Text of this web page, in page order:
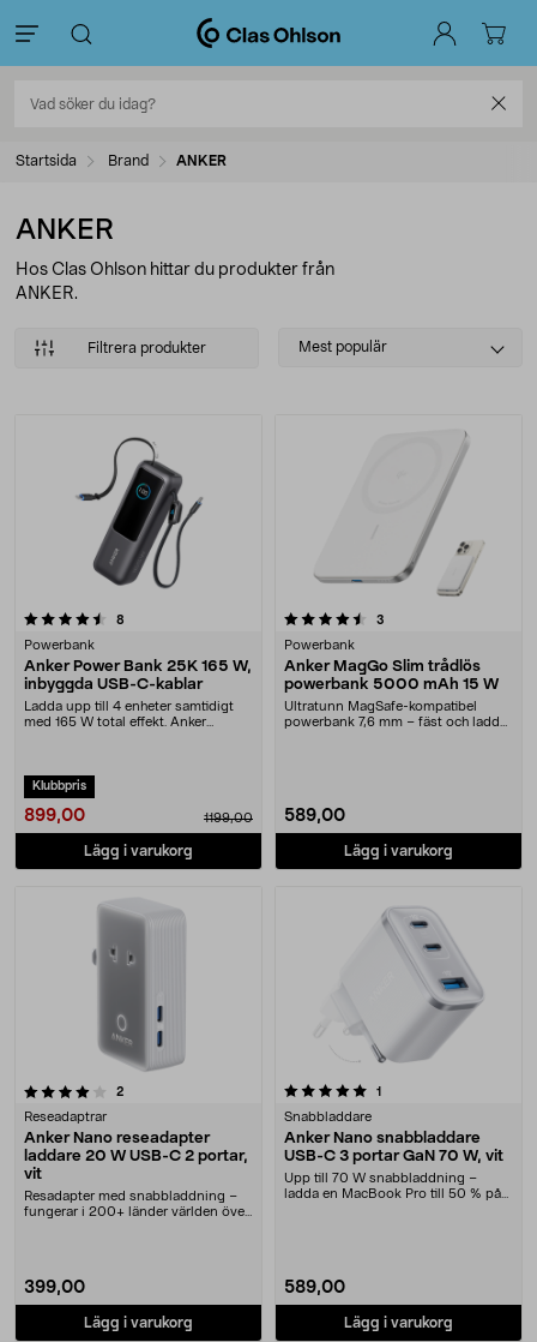
Startsida Brand ANKER
ANKER
Hos Clas Ohlson hittar du produkter från
ANKER.
Filtrera produkter
Select
Mest populär
Produkter
8
Powerbank
Anker Power Bank 25K 165 W,
inbyggda USB-C-kablar
Ladda upp till 4 enheter samtidigt
med 165 W total effekt. Anker
Klubbpris
899,00 1199,00
Lägg i varukorg
4.5 av 5 stjärnor 3
Powerbank
Anker MagGo Slim trådlös
powerbank 5000 mAh 15 W
Ultratunn MagSafe-kompatibel
powerbank 7,6 mm – fäst och ladda
589,00
Lägg i varukorg
2recensioner
Reseadaptrar
Anker Nano reseadapter
laddare 20 W USB-C 2 portar,
vit
Resadapter med snabbladdning –
fungerar i 200+ länder världen över.
399,00
Lägg i varukorg
5.0 av 5 stjärnor 1
Snabbladdare
Anker Nano snabbladdare
USB-C 3 portar GaN 70 W, vit
Upp till 70 W snabbladdning –
ladda en MacBook Pro till 50 % på
589,00
Lägg i varukorg